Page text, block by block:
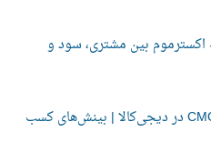
اکسترموم بین مشتری، سود و
تجربه‌ی من از مسیر انتخاب CMO در دیجی‌کالا | بینش‌های کسب